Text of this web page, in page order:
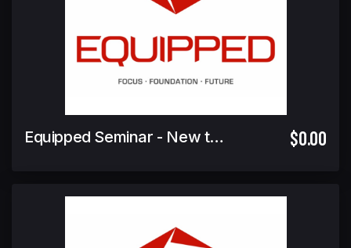
Equipped Seminar - New to Competition $0.00